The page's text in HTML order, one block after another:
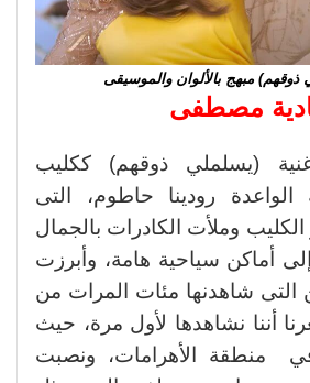
مبهج بالألوان والموسيقى
مصطفى
(يسلملي ذوقهم) ككليب
الواعدة رودينا حاطوم، التى
وملأت الكادرات بالجمال
أماكن سياحية هامة، وأبرزت
التى شاهدنها مئات المرات من
أننا نشاهدها لأول مرة، حيث
منطقة الأهرامات، ونصبت